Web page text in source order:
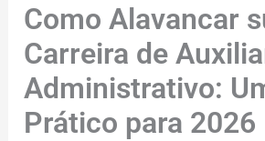
Como Alavancar
Carreira de
Administrativo:
Prático para 2026